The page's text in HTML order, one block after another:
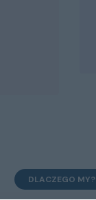
DLACZEGO MY?